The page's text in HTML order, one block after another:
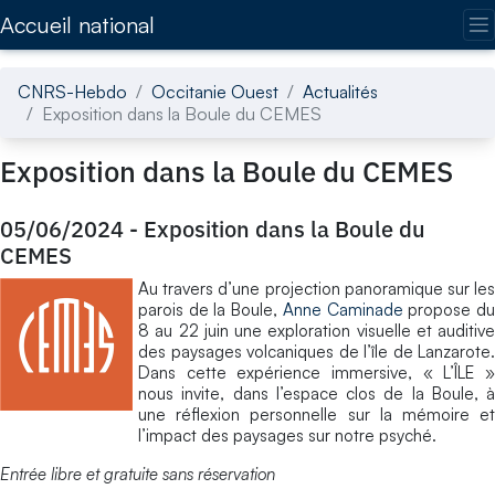
Accueil national
CNRS-Hebdo Occitanie Ouest
Actualités
Exposition dans la Boule du CEMES
Exposition dans la Boule du CEMES
05/06/2024 - Exposition dans la Boule du
CEMES
Au travers d’une projection panoramique sur les
parois de la Boule, Anne Caminade propose du
8 au 22 juin une exploration visuelle et auditive
des paysages volcaniques de l’île de Lanzarote.
Dans cette expérience immersive, « L’ÎLE »
nous invite, dans l’espace clos de la Boule, à
une réflexion personnelle sur la mémoire et
l’impact des paysages sur notre psyché.
Entrée libre et gratuite sans réservation